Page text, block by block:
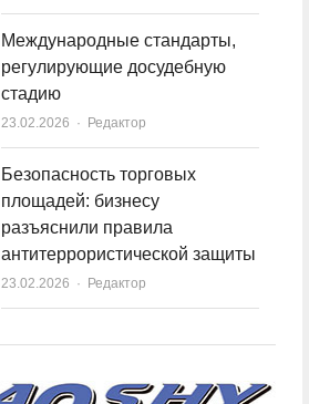
Международные стандарты,
регулирующие досудебную
стадию
23.02.2026 Author
Редактор
Безопасность торговых
площадей: бизнесу
разъяснили правила
антитеррористической защиты
23.02.2026 Author
Редактор